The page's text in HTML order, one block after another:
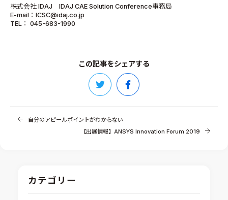
株式会社 IDAJ IDAJ CAE Solution Conference事務局
E-mail：ICSC@idaj.co.jp
TEL： 045-683-1990
この記事をシェアする
自分のアピールポイントがわからない
【出展情報】ANSYS Innovation Forum 2019
カテゴリー